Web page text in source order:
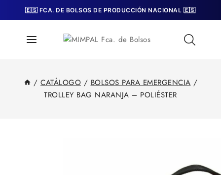
to
🇪🇸 FCA. DE BOLSOS DE PRODUCCIÓN NACIONAL 🇪🇸
/ CATÁLOGO / BOLSOS PARA EMERGENCIA /
TROLLEY BAG NARANJA – POLIÉSTER